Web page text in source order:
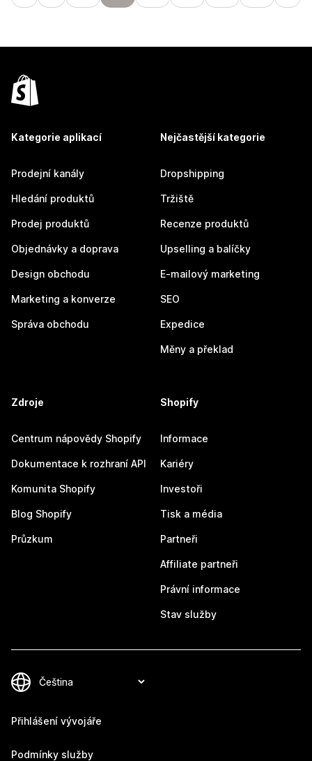
Kategorie aplikací
Prodejní kanály
Hledání produktů
Prodej produktů
Objednávky a doprava
Design obchodu
Marketing a konverze
Správa obchodu
Nejčastější kategorie
Dropshipping
Tržiště
Recenze produktů
Upselling a balíčky
E-mailový marketing
SEO
Expedice
Měny a překlad
Zdroje
Centrum nápovědy Shopify
Dokumentace k rozhraní API
Komunita Shopify
Blog Shopify
Průzkum
Shopify
Informace
Kariéry
Investoři
Tisk a média
Partneři
Affiliate partneři
Právní informace
Stav služby
Přihlášení vývojáře
Podmínky služby